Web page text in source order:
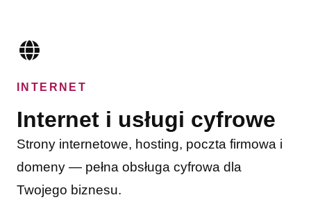
INTERNET
Internet i usługi cyfrowe
Strony internetowe, hosting, poczta firmowa i
domeny — pełna obsługa cyfrowa dla
Twojego biznesu.